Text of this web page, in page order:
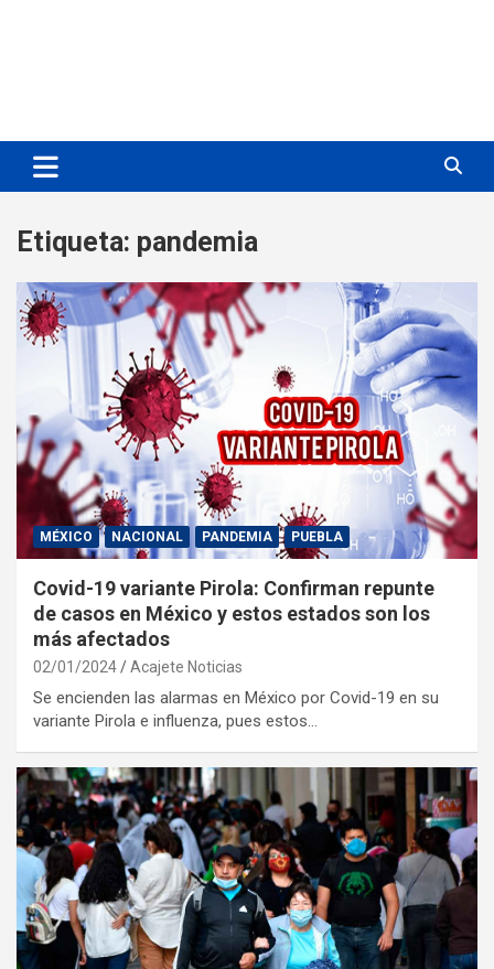
Etiqueta: pandemia
MÉXICO NACIONAL PANDEMIA PUEBLA
Covid-19 variante Pirola: Confirman repunte
de casos en México y estos estados son los
más afectados
02/01/2024 Acajete Noticias
Se encienden las alarmas en México por Covid-19 en su
variante Pirola e influenza, pues estos…